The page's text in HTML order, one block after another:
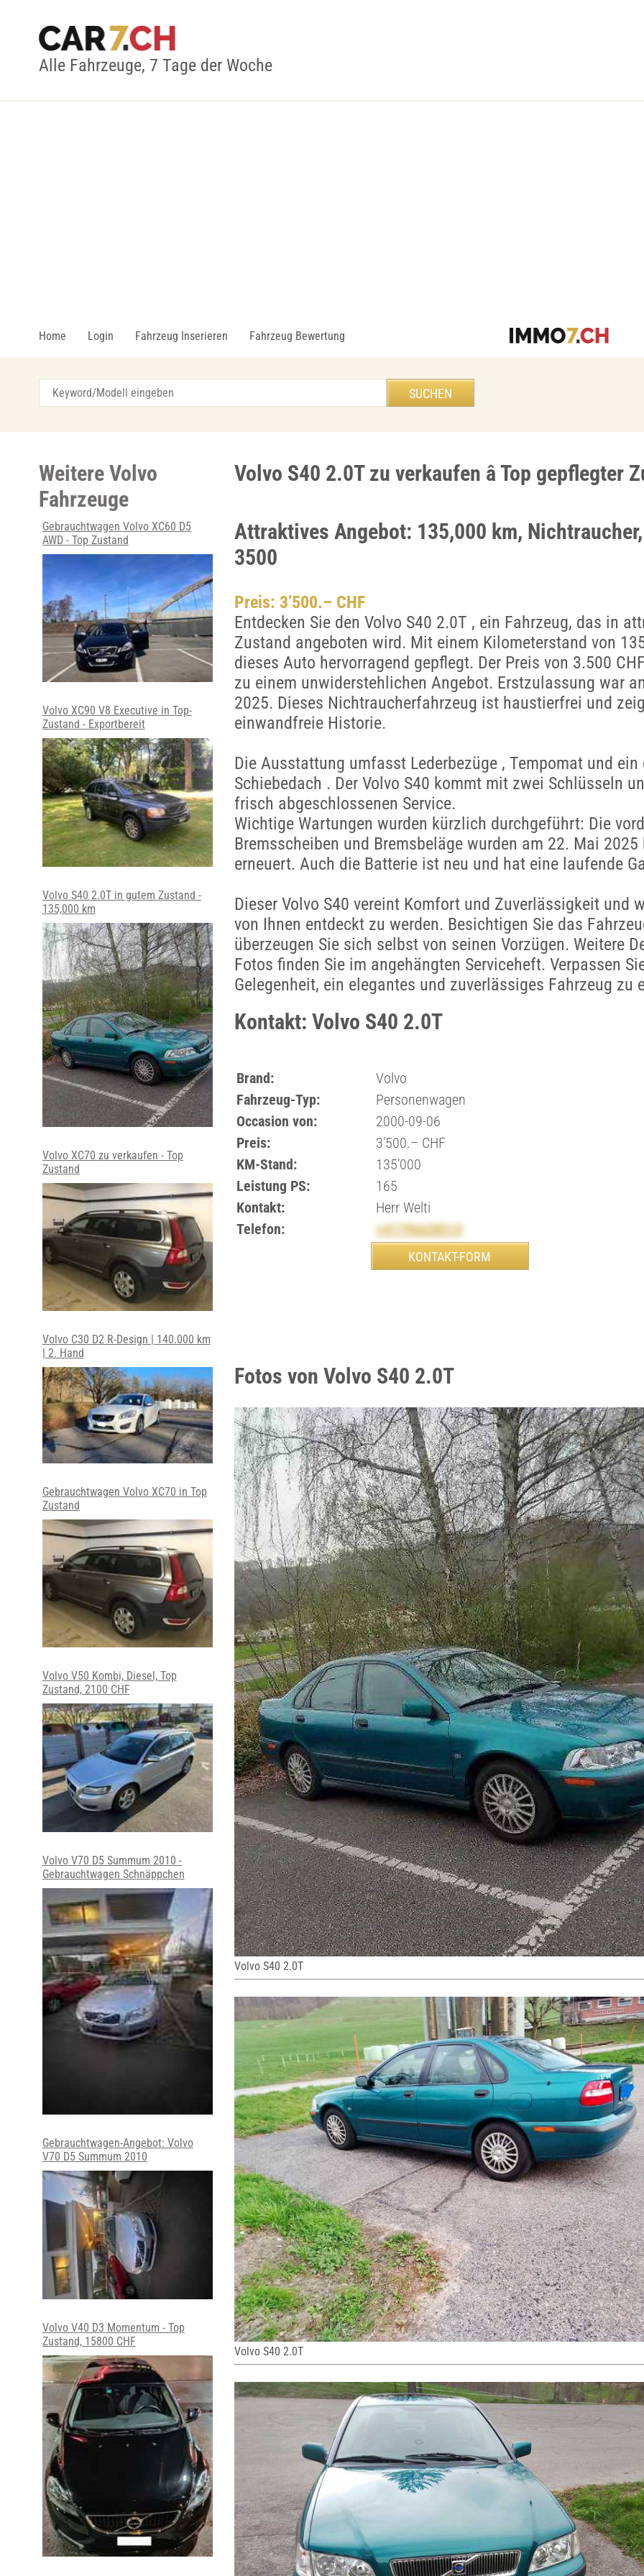
Alle Fahrzeuge, 7 Tage der Woche
Home Login Fahrzeug Inserieren Fahrzeug Bewertung
Volvo S40 2.0T zu verkaufen â Top gepflegter
Attraktives Angebot: 135,000 km,
3500
Preis: 3’500.– CHF
Entdecken Sie den Volvo S40 2.0T , ein Fahrzeug, das in
Zustand angeboten wird. Mit einem Kilometerstand von
dieses Auto hervorragend gepflegt. Der Preis von 3.500
zu einem unwiderstehlichen Angebot. Erstzulassung war
2025. Dieses Nichtraucherfahrzeug ist haustierfrei und
einwandfreie Historie.
Die Ausstattung umfasst Lederbezüge , Tempomat und
Schiebedach . Der Volvo S40 kommt mit zwei Schlüsseln
frisch abgeschlossenen Service.
Wichtige Wartungen wurden kürzlich durchgeführt: Die
Bremsscheiben und Bremsbeläge wurden am 22. Mai
erneuert. Auch die Batterie ist neu und hat eine laufende
Dieser Volvo S40 vereint Komfort und Zuverlässigkeit und
von Ihnen entdeckt zu werden. Besichtigen Sie das
überzeugen Sie sich selbst von seinen Vorzügen. Weitere
Fotos finden Sie im angehängten Serviceheft. Verpassen
Gelegenheit, ein elegantes und zuverlässiges Fahrzeug zu
Kontakt: Volvo S40 2.0T
Brand:
Volvo
Fahrzeug-Typ:
Personenwagen
Occasion von:
2000-09-06
Preis:
3’500.– CHF
KM-Stand:
135’000
Leistung PS:
165
Kontakt:
Herr Welti
Telefon:
+41796628513
Fotos von Volvo S40 2.0T
Volvo S40 2.0T
Volvo S40 2.0T
Weitere Volvo
Fahrzeuge
Gebrauchtwagen Volvo XC60 D5
AWD - Top Zustand
Volvo XC90 V8 Executive in Top-
Zustand - Exportbereit
Volvo S40 2.0T in gutem Zustand -
135,000 km
Volvo XC70 zu verkaufen - Top
Zustand
Volvo C30 D2 R-Design | 140.000 km
| 2. Hand
Gebrauchtwagen Volvo XC70 in Top
Zustand
Volvo V50 Kombi, Diesel, Top
Zustand, 2100 CHF
Volvo V70 D5 Summum 2010 -
Gebrauchtwagen Schnäppchen
Gebrauchtwagen-Angebot: Volvo
V70 D5 Summum 2010
Volvo V40 D3 Momentum - Top
Zustand, 15800 CHF